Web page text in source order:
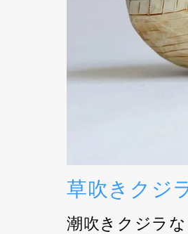
草吹きクジ
潮吹きクジラ